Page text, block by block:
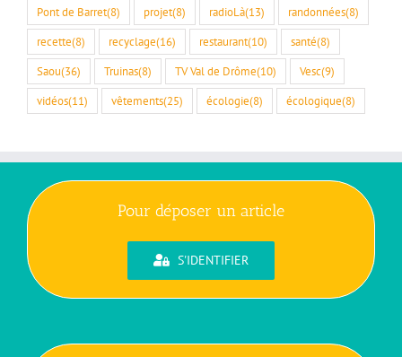
Pont de Barret(8) projet(8) radioLà(13) randonnées(8)
recette(8) recyclage(16) restaurant(10) santé(8)
Saou(36) Truinas(8) TV Val de Drôme(10) Vesc(9)
vidéos(11) vêtements(25) écologie(8) écologique(8)
Pour déposer un article
S'IDENTIFIER